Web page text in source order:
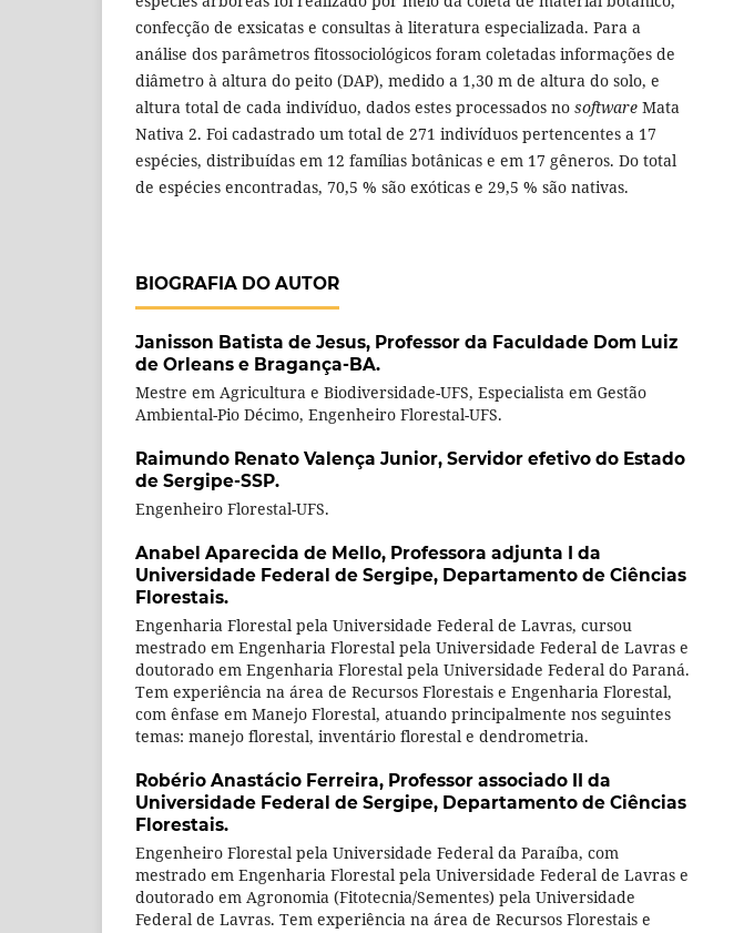
confecção de exsicatas e consultas à literatura especializada. Para a
análise dos parâmetros fitossociológicos foram coletadas informações de
diâmetro à altura do peito (DAP), medido a 1,30 m de altura do solo, e
altura total de cada indivíduo, dados estes processados no software Mata
Nativa 2. Foi cadastrado um total de 271 indivíduos pertencentes a 17
espécies, distribuídas em 12 famílias botânicas e em 17 gêneros. Do total
de espécies encontradas, 70,5 % são exóticas e 29,5 % são nativas.
BIOGRAFIA DO AUTOR
Janisson Batista de Jesus, Professor da Faculdade Dom Luiz
de Orleans e Bragança-BA.
Mestre em Agricultura e Biodiversidade-UFS, Especialista em Gestão
Ambiental-Pio Décimo, Engenheiro Florestal-UFS.
Raimundo Renato Valença Junior, Servidor efetivo do Estado
de Sergipe-SSP.
Engenheiro Florestal-UFS.
Anabel Aparecida de Mello, Professora adjunta I da
Universidade Federal de Sergipe, Departamento de Ciências
Florestais.
Engenharia Florestal pela Universidade Federal de Lavras, cursou
mestrado em Engenharia Florestal pela Universidade Federal de Lavras e
doutorado em Engenharia Florestal pela Universidade Federal do Paraná.
Tem experiência na área de Recursos Florestais e Engenharia Florestal,
com ênfase em Manejo Florestal, atuando principalmente nos seguintes
temas: manejo florestal, inventário florestal e dendrometria.
Robério Anastácio Ferreira, Professor associado II da
Universidade Federal de Sergipe, Departamento de Ciências
Florestais.
Engenheiro Florestal pela Universidade Federal da Paraíba, com
mestrado em Engenharia Florestal pela Universidade Federal de Lavras e
doutorado em Agronomia (Fitotecnia/Sementes) pela Universidade
Federal de Lavras. Tem experiência na área de Recursos Florestais e